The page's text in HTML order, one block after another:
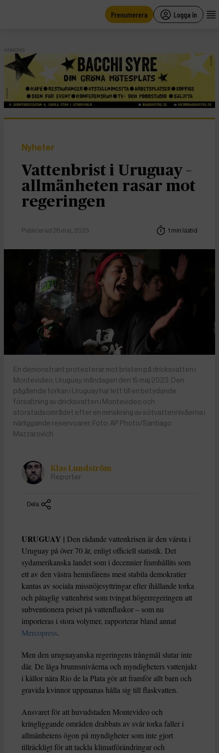
Prenumerera Logga in
ANNONS
Nyheter
Vattenbrist i Uruguay –
allmänheten rasar mot
regeringen
Publicerad 28 maj, 2023 1 min lästid
En demonstrant protesterar mot bristen på dricksvatten i
Montevideo, Uruguay, måndagen den 15 maj 2023. Den
pågående torkan i Uruguay har lett till en betydande
försaltning av dricksvatten i Montevideo och
storstadsområdet efter en minskning av sötvattennivåerna i
närliggande reservoarer. Foto: AP Photo/Santiago
Mazzarovich
Klas Lundström
Reporter
Dela
URUGUAY | Den rådande vattenkrisen är den värsta i
Uruguay på över 70 år, enligt officiell statistik. Det
sydamerikanska landet som i decennier framhållits som
ett av den västra hemisfärens mest stabila demokratier
kantas av sociala missnöjesyttringar efter ihållande torka
och påtaglig vattenbrist som tvingat högerregeringen att
subventionera priset på vattenflaskor – som nu
importeras i stora volymer, rapporterar bland annat
Mercopress.
Men den uruguayanska regeringens trångmål slutar inte
där. De låga brunnsnivåerna och myndigheters vattenjakt
i källor nära Rio de la Plata gör att framför allt barn och
gravida kvinnor uppmanas hålla sig till flaskvatten.
Ansvaret för att huvudstaden Montevideo och
kringliggande områden drabbats av svår torka faller i
allmänhetens ögon på myndigheter som inte gjort
tillräckligt för att tackla klimatförändringar och